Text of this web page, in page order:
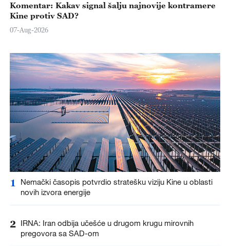
Komentar: Kakav signal šalju najnovije kontramere
Kine protiv SAD?
07-Aug-2026
1
Nemački časopis potvrdio stratešku viziju Kine u oblasti
novih izvora energije
2 IRNA: Iran odbija učešće u drugom krugu mirovnih
pregovora sa SAD-om